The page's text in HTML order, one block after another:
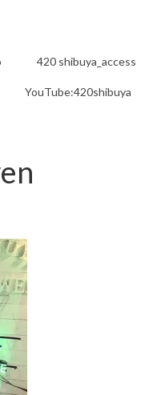
420 shibuya_access
YouTube:420shibuya